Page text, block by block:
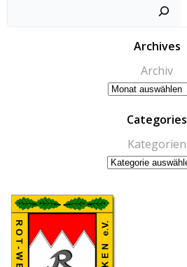
Archives
Archiv
Categories
Kategorien